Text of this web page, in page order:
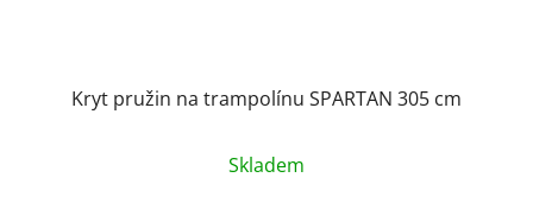
Kryt pružin na trampolínu SPARTAN 305 cm
Skladem